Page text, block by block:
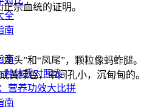
全
南
南
种体质对照表
营养功效大比拼
南
宗血统的证明。
头”和“凤尾”，颗粒像蚂蚱腿。
黄绿色，中间孔小，沉甸甸的。